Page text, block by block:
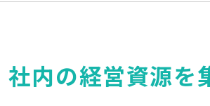
内の経営資源を